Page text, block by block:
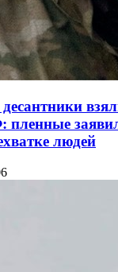
пленные
людей